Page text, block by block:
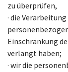
zu überprüfen,
· die
Einschränkung
verlangt haben;
· wir die